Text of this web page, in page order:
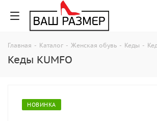
Главная - Каталог - Женская обувь - Кеды -
Кеды KUMFO
НОВИНКА